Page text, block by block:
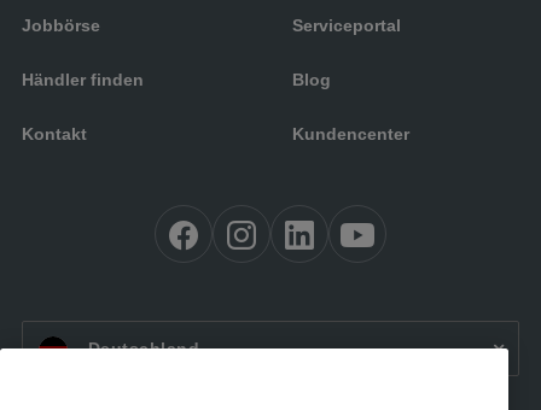
Jobbörse Serviceportal
Händler finden Blog
Kontakt Kundencenter
DE: Deutschland